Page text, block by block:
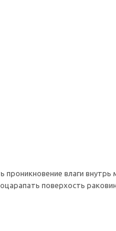
влаги внутрь
поверхость